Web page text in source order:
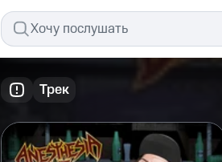
Трек